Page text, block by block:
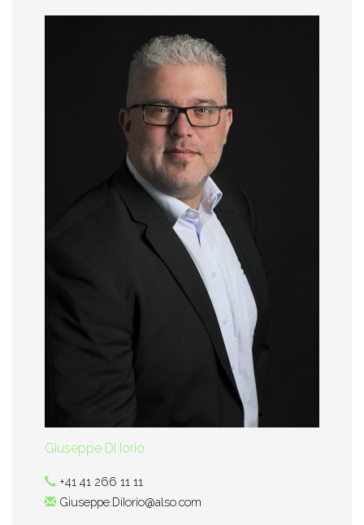
Giuseppe Di Iorio
+41 41 266 11 11
Giuseppe.DiIorio@also.com